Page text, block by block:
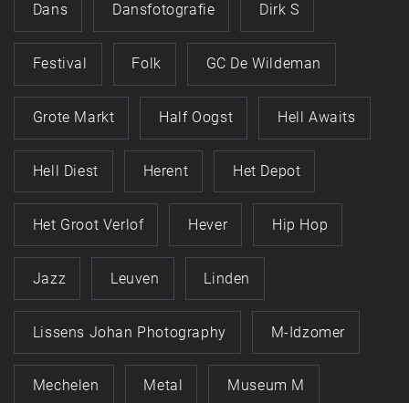
Dans Dansfotografie Dirk S
Festival Folk GC De Wildeman
Grote Markt Half Oogst Hell Awaits
Hell Diest Herent Het Depot
Het Groot Verlof Hever Hip Hop
Jazz Leuven Linden
Lissens Johan Photography M-Idzomer
Mechelen Metal Museum M